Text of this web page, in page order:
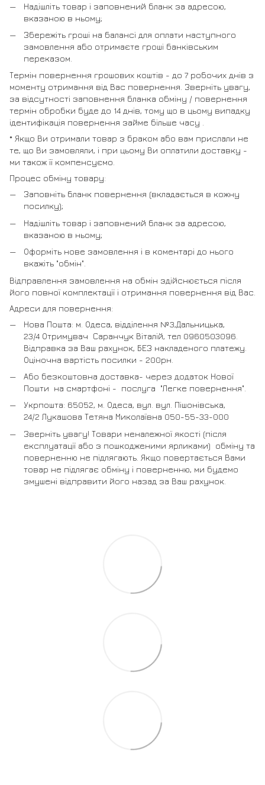
Надішліть товар і заповнений бланк за адресою,
вказаною в ньому;
Збережіть гроші на балансі для оплати наступного
замовлення або отримаєте гроші банківським
переказом.
Термін повернення грошових коштів - до 7 робочих днів з
моменту отримання від Вас повернення. Зверніть увагу,
за відсутності заповнення бланка обміну / повернення
термін обробки буде до 14 днів, тому що в цьому випадку
ідентифікація повернення займе більше часу .
* Якщо Ви отримали товар з браком або вам прислали не
те, що Ви замовляли, і при цьому Ви оплатили доставку -
ми також її компенсуємо.
Процес обміну товару:
Заповніть бланк повернення (вкладається в кожну
посилку);
Надішліть товар і заповнений бланк за адресою,
вказаною в ньому;
Оформіть нове замовлення і в коментарі до нього
вкажіть "обмін".
Відправлення замовлення на обмін здійснюється після
його повної комплектації і отримання повернення від Вас.
Адреси для повернення:
Нова Пошта: м. Одеса, відділення №3,Дальницька,
23/4 Отримувач Саранчук Віталій, тел 0960503096.
Відправка за Ваш рахунок, БЕЗ накладеного платежу.
Оціночна вартість посилки - 200рн.
Або безкоштовна доставка- через додаток Нової
Пошти на смартфоні - послуга "Легке повернення".
Укрпошта: 65052, м. Одеса, вул. вул. Пішонівська,
24/2 Лукашова Тетяна Миколаївна 050-55-33-000
Зверніть увагу! Товари неналежної якості (після
експлуатації або з пошкодженими ярликами) обміну та
поверненню не підлягають. Якщо повертається Вами
товар не підлягає обміну і поверненню, ми будемо
змушені відправити його назад за Ваш рахунок.